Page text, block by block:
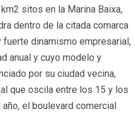
sitos en la Marina Baixa,
dentro de la citada comarca
dinamismo empresarial,
anual y cuyo modelo y
por su ciudad vecina,
que oscila entre los 15 y los
el boulevard comercial